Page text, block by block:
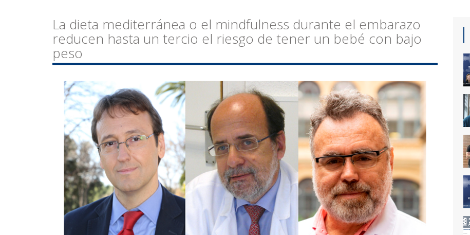
La dieta mediterránea o el mindfulness durante el embarazo
reducen hasta un tercio el riesgo de tener un bebé con bajo
peso